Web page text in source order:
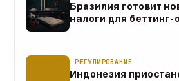
Бразилия готовит
налоги для беттинг-
РЕГУЛИРОВАНИЕ
Индонезия